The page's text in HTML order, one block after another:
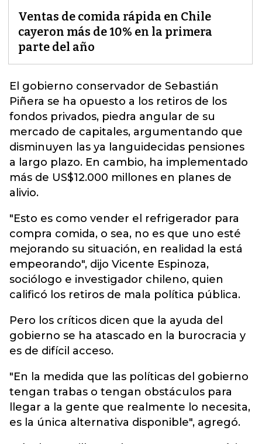
Ventas de comida rápida en Chile
cayeron más de 10% en la primera
parte del año
El gobierno conservador de Sebastián
Piñera se ha opuesto a los retiros de los
fondos privados, piedra angular de su
mercado de capitales, argumentando que
disminuyen las ya languidecidas pensiones
a largo plazo. En cambio, ha implementado
más de US$12.000 millones en planes de
alivio.
"Esto es como vender el refrigerador para
compra comida, o sea, no es que uno esté
mejorando su situación, en realidad la está
empeorando", dijo Vicente Espinoza,
sociólogo e investigador chileno, quien
calificó los retiros de mala política pública.
Pero los críticos dicen que la ayuda del
gobierno se ha atascado en la burocracia y
es de difícil acceso.
"En la medida que las políticas del gobierno
tengan trabas o tengan obstáculos para
llegar a la gente que realmente lo necesita,
es la única alternativa disponible", agregó.